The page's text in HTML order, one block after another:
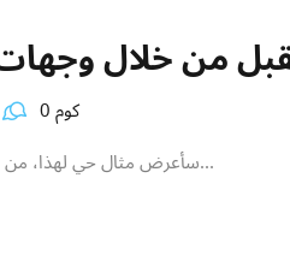
من خلال
كوم 0
سأعرض مثال حي لهذا، من منا لم يتحمل جهد بدني...